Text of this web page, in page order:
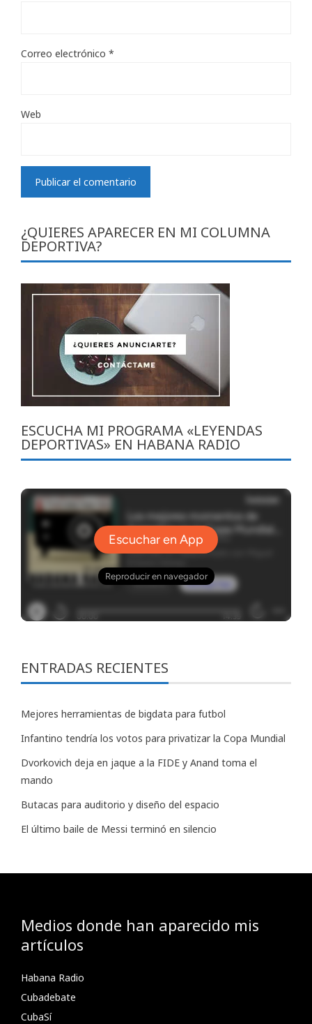
Correo electrónico *
Web
¿QUIERES APARECER EN MI COLUMNA
DEPORTIVA?
ESCUCHA MI PROGRAMA «LEYENDAS
DEPORTIVAS» EN HABANA RADIO
ENTRADAS RECIENTES
Mejores herramientas de bigdata para futbol
Infantino tendría los votos para privatizar la Copa Mundial
Dvorkovich deja en jaque a la FIDE y Anand toma el
mando
Butacas para auditorio y diseño del espacio
El último baile de Messi terminó en silencio
Medios donde han aparecido mis
artículos
Habana Radio
Cubadebate
CubaSí